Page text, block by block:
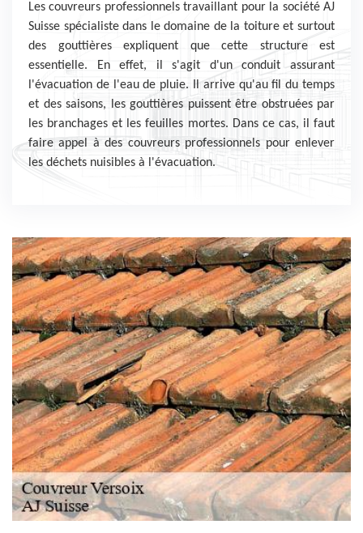
Les couvreurs professionnels travaillant pour la société AJ
Suisse spécialiste dans le domaine de la toiture et surtout
des gouttières expliquent que cette structure est
essentielle. En effet, il s'agit d'un conduit assurant
l'évacuation de l'eau de pluie. Il arrive qu'au fil du temps
et des saisons, les gouttières puissent être obstruées par
les branchages et les feuilles mortes. Dans ce cas, il faut
faire appel à des couvreurs professionnels pour enlever
les déchets nuisibles à l'évacuation.